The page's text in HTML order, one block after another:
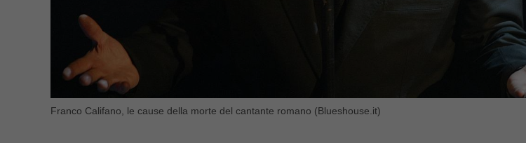
Franco Califano, le cause della morte del cantante romano (Blueshouse.it)